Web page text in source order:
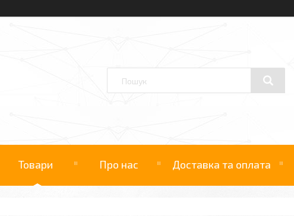
Товари Про нас Доставка та оплата